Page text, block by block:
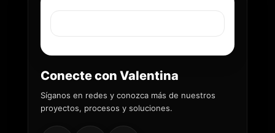
Conecte con Valentina
Síganos en redes y conozca más de nuestros
proyectos, procesos y soluciones.